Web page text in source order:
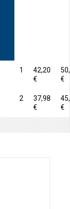
1
42,20
€
€
2
37,98
€
€